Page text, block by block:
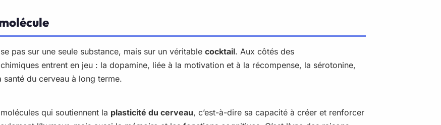
pas sur une seule substance, mais sur un véritable cocktail. Aux côtés des
entrent en jeu : la dopamine, liée à la motivation et à la récompense, la sérotonine,
du cerveau à long terme.
qui soutiennent la plasticité du cerveau, c’est-à-dire sa capacité à créer et renforcer